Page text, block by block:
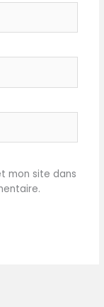
mon site dans